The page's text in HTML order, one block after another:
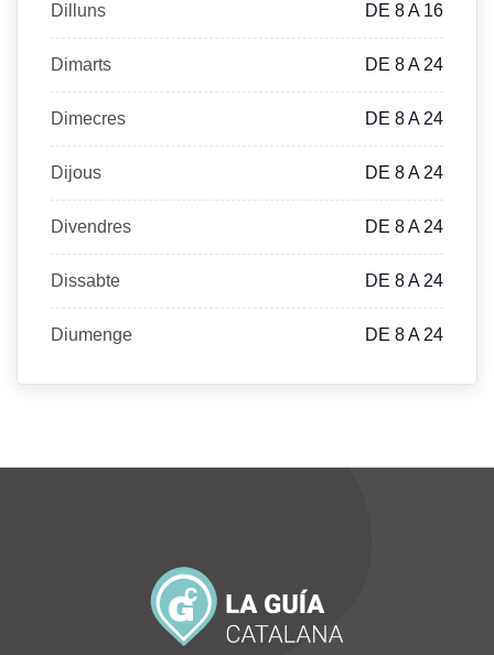
Dilluns DE 8 A 16
Dimarts DE 8 A 24
Dimecres DE 8 A 24
Dijous DE 8 A 24
Divendres DE 8 A 24
Dissabte DE 8 A 24
Diumenge DE 8 A 24